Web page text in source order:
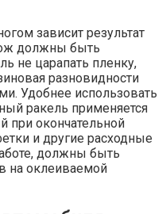
зависит результат
должны быть
не царапать пленку,
разновидности
Удобнее использовать
ракель применяется
при окончательной
и другие расходные
должны быть
на оклеиваемой